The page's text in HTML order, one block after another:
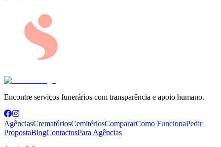
Encontre serviços funerários com transparência e apoio humano.
AgênciasCrematóriosCemitériosCompararComo FuncionaPedir
PropostaBlogContactosPara Agências